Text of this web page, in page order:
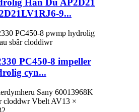
Han Du AP2D21
9...
PC450-8 impeller
cyn...